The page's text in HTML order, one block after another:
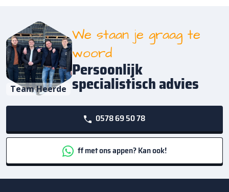
Team Heerde
We staan je graag te
woord
Persoonlijk
specialistisch advies
0578 69 50 78
ff met ons appen? Kan ook!